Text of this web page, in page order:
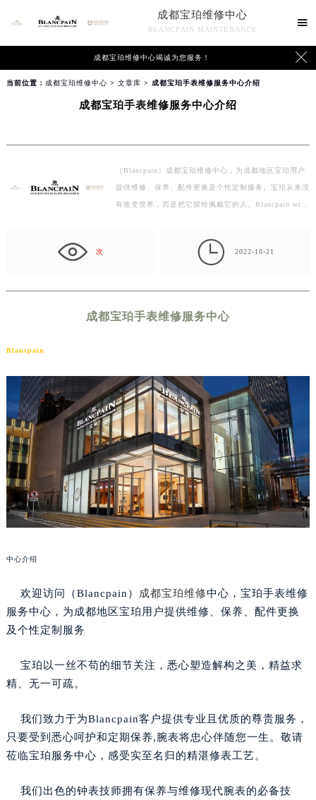
成都宝珀维修中心
BLANCPAIN MAINTENANCE

成都宝珀维修中心竭诚为您服务！ 
当前位置： 成都宝珀维修中心 > 文章库 > 成都宝珀手表维修服务中心介绍
成都宝珀手表维修服务中心介绍
（Blancpain）成都宝珀维修中心，为成都地区宝珀用户
提供维修、保养、配件更换及个性定制服务。宝珀从来没
有改变世界，而是把它留给佩戴它的人。Blancpain will
次  2022-10-21
成都宝珀手表维修服务中心
Blancpain
中心介绍
欢迎访问（Blancpain） 成都宝珀维修中心，宝珀手表维修
服务中心，为成都地区宝珀用户提供维修、保养、配件更换
及个性定制服务
宝珀以一丝不苟的细节关注，悉心塑造解构之美，精益求
精、无一可疏。
我们致力于为Blancpain客户提供专业且优质的尊贵服务，
只要受到悉心呵护和定期保养,腕表将忠心伴随您一生。敬请
莅临宝珀服务中心，感受实至名归的精湛修表工艺。
我们出色的钟表技师拥有保养与维修现代腕表的必备技